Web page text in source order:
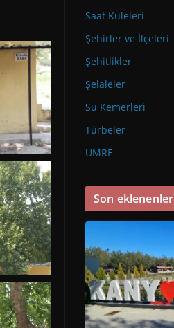
Saat Kuleleri
Şehirler ve İlçeleri
Şehitlikler
Şelaleler
Su Kemerleri
Türbeler
UMRE
Son eklenenler